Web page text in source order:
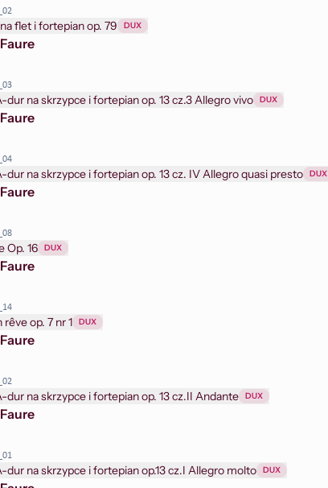
flet i fortepian op. 79 DUX
Faure
Sonata A-dur na skrzypce i fortepian op. 13 cz.3 Allegro vivo DUX
Faure
Sonata A-dur na skrzypce i fortepian op. 13 cz. IV Allegro quasi presto DUX
Faure
Op. 16 DUX
Faure
op. 7 nr 1 DUX
Faure
dur na skrzypce i fortepian op. 13 cz.II Andante DUX
Faure
Sonata A-dur na skrzypce i fortepian op.13 cz.I Allegro molto DUX